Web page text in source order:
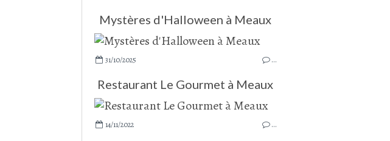
Mystères d'Halloween à Meaux
31/10/2025 …
Restaurant Le Gourmet à Meaux
14/11/2022 …